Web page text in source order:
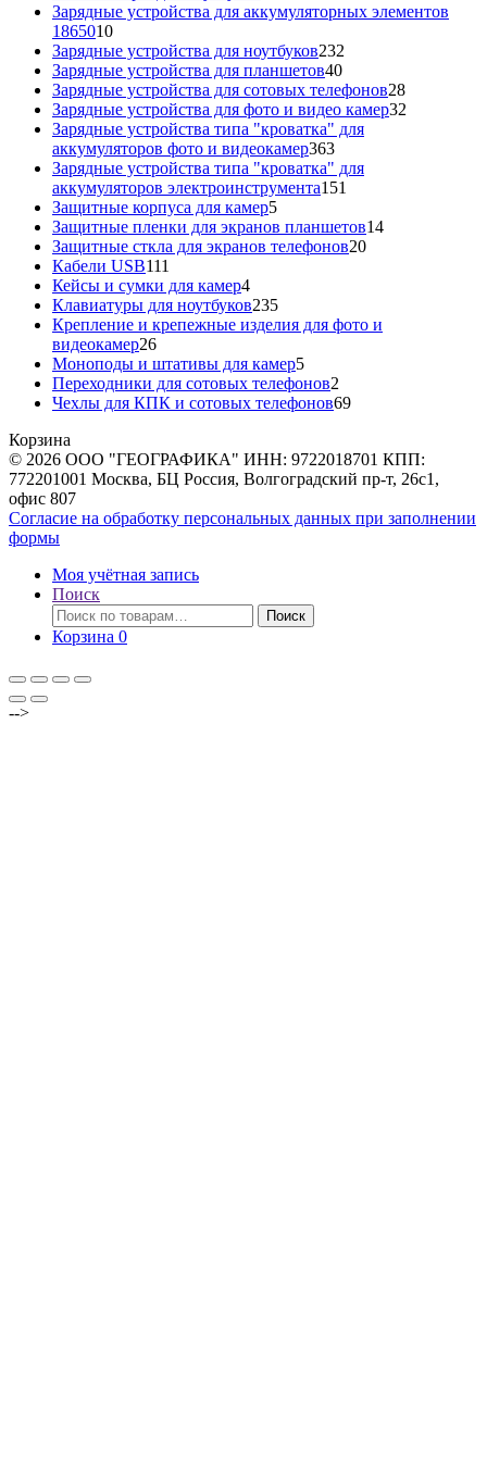
товаров
Зарядные устройства для аккумуляторных элементов
186501010
товаров
Зарядные устройства для ноутбуков232
Зарядные устройства для планшетов4040
товаров
Зарядные устройства для сотовых телефонов2828
товаров
Зарядные устройства для фото и видео камер32
Зарядные устройства типа "кроватка" для
аккумуляторов фото и видеокамер363363
товара
Зарядные устройства типа "кроватка" для
аккумуляторов электроинструмента151
Защитные корпуса для камер55
товаров
Защитные пленки для экранов планшетов1414
Защитные сткла для экранов телефонов2020
Кабели USB111
товаров
Кейсы и сумки для камер44
товара
Клавиатуры для ноутбуков235235
товаров
Крепление и крепежные изделия для фото и
видеокамер2626
товаров
Моноподы и штативы для камер55
товаров
Переходники для сотовых телефонов2
товара
Чехлы для КПК и сотовых телефонов6969
Корзина
© 2026 ООО "ГЕОГРАФИКА" ИНН: 9722018701 КПП:
772201001 Москва, БЦ Россия, Волгоградский пр-т, 26с1,
офис 807
Согласие на обработку персональных данных при заполнении
формы
Моя учётная запись
Поиск
Искать:
Поиск
Корзина 0
-->